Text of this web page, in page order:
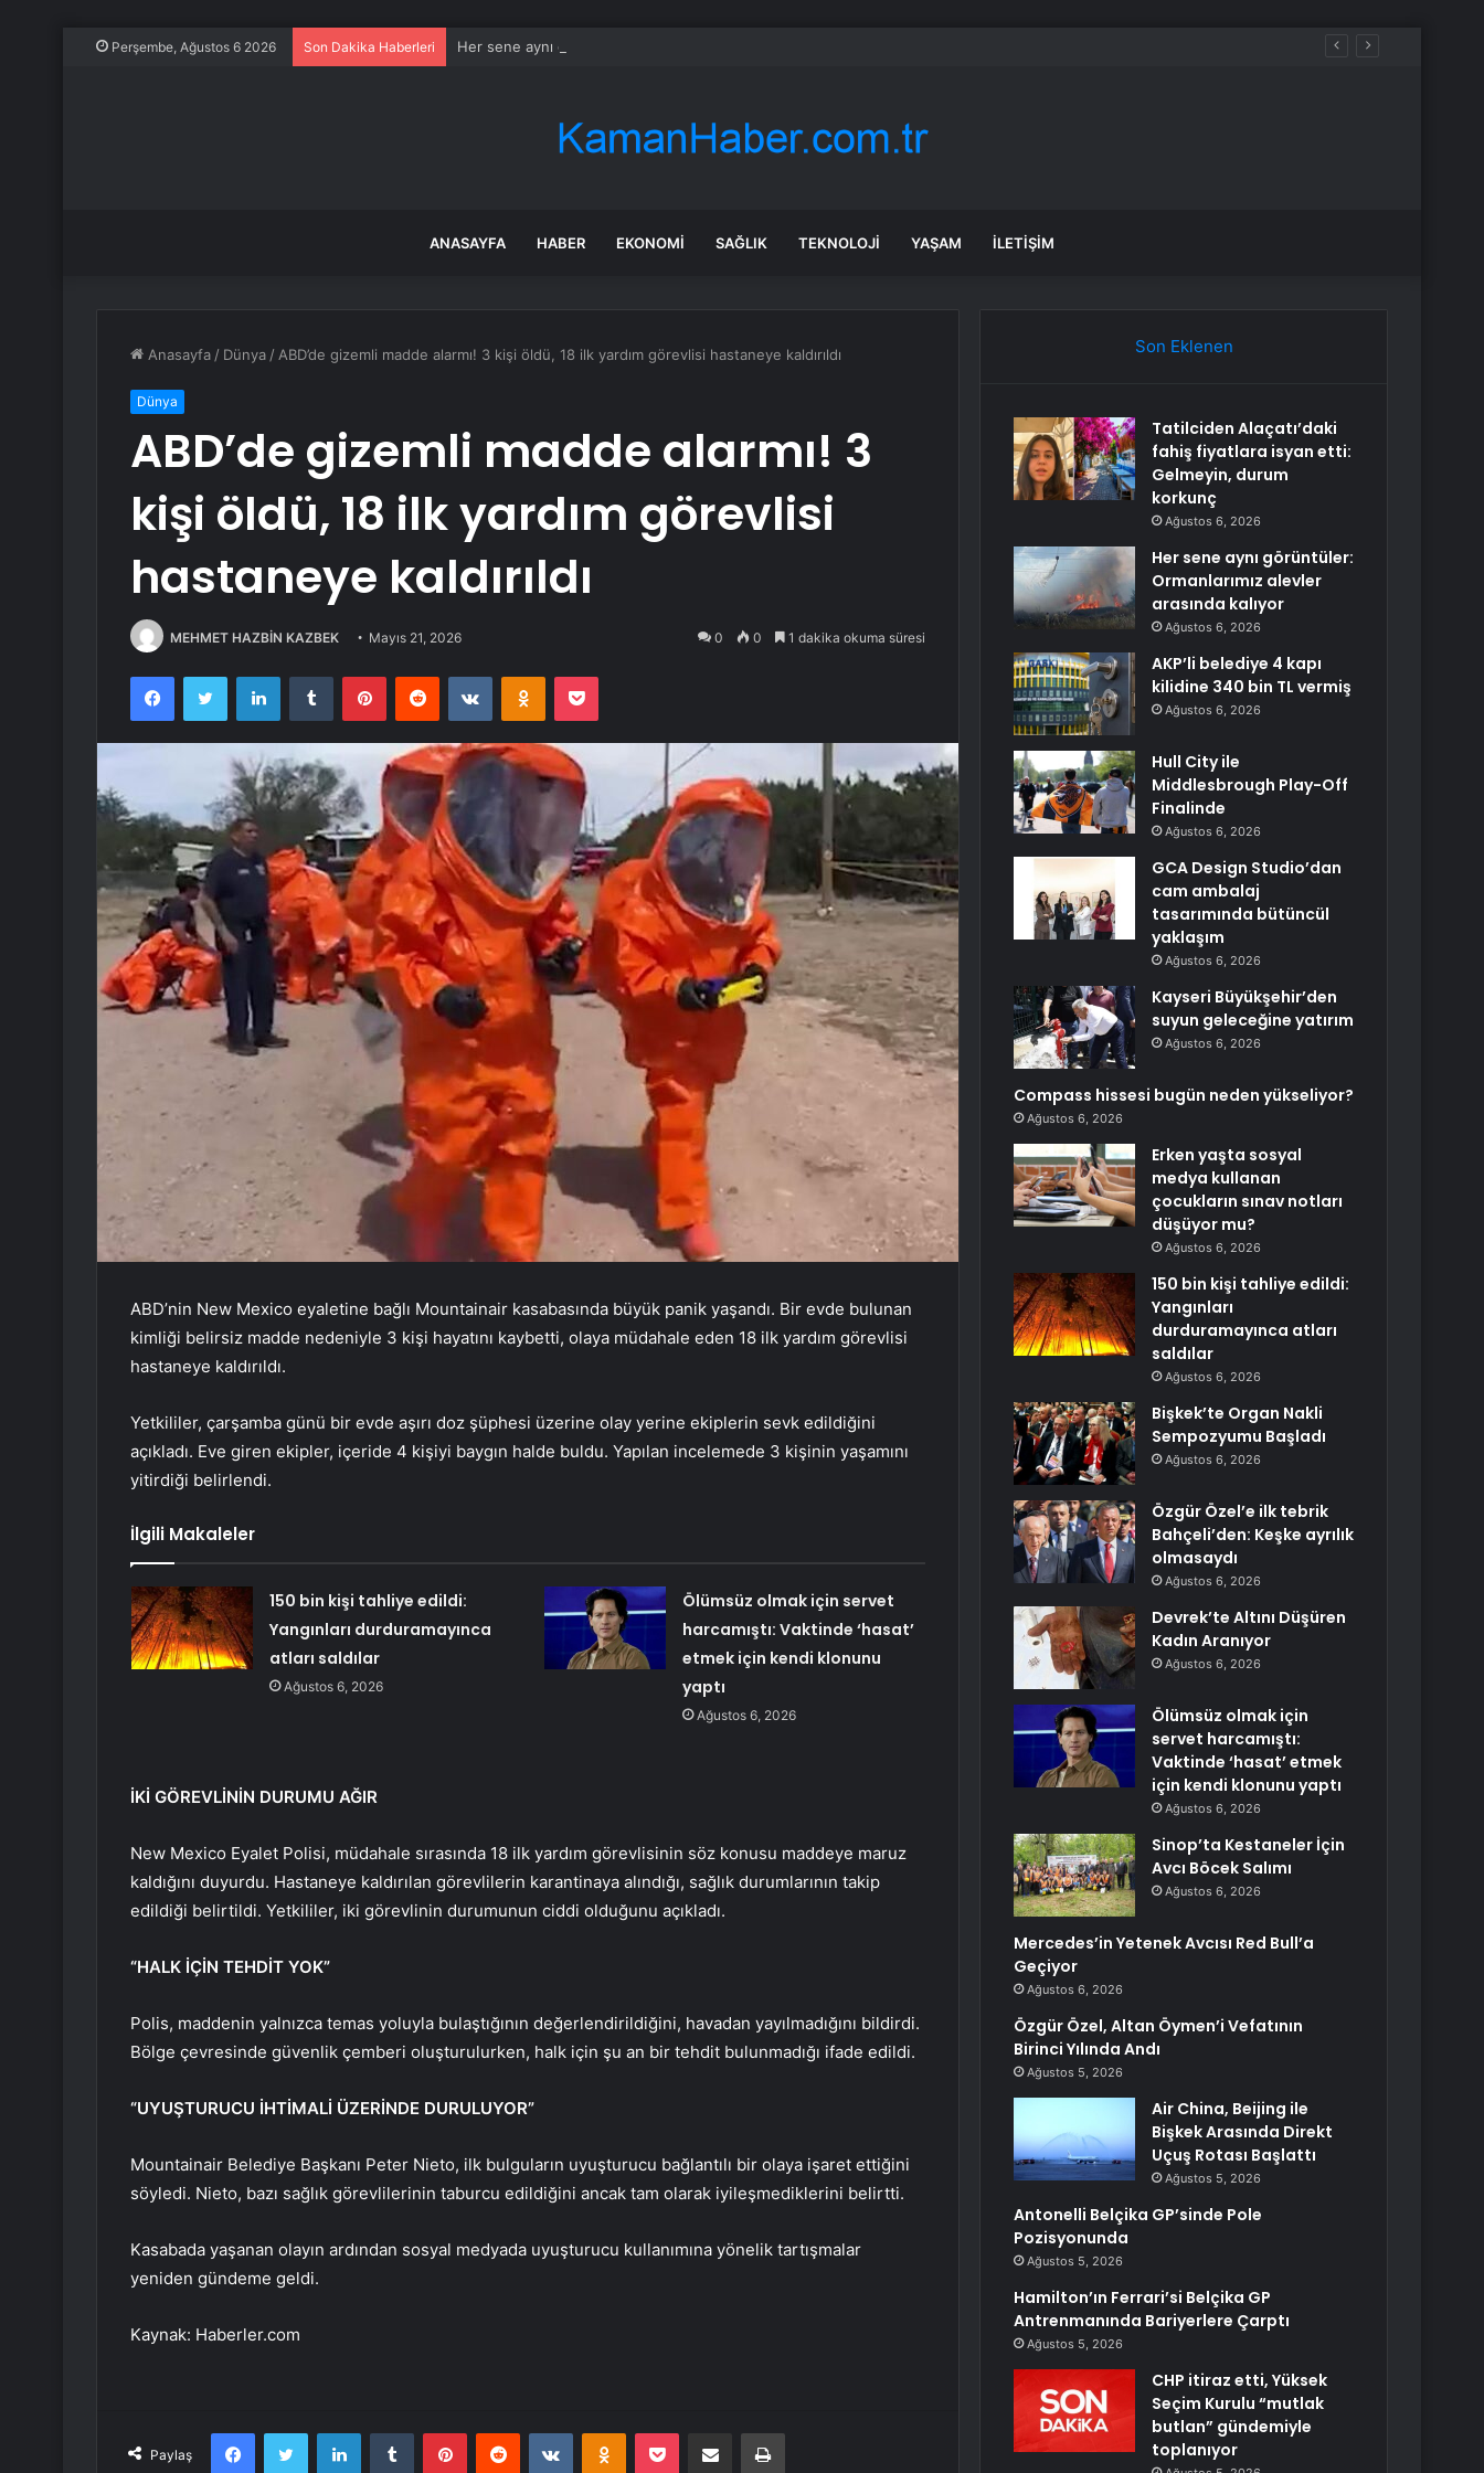
Perşembe, Ağustos 6 2026 Son Dakika Haberleri Her sene aynı görüntüler: Ormanlarımız alevler arasında kalıyor
ANASAYFA HABER EKONOMI SAĞLIK TEKNOLOJI YAŞAM İLETIŞIM
Anasayfa / Dünya / ABD’de gizemli madde alarmı! 3 kişi öldü, 18 ilk yardım görevlisi hastaneye kaldırıldı
Dünya
ABD’de gizemli madde alarmı! 3
kişi öldü, 18 ilk yardım görevlisi
hastaneye kaldırıldı
MEHMET HAZBİN KAZBEK Mayıs 21, 2026 0 0 1 dakika okuma süresi
FacebookTwitter LinkedInTumblr PinterestReddit VKontakteOdnoklassniki
Pocket
ABD’nin New Mexico eyaletine bağlı Mountainair kasabasında büyük panik yaşandı. Bir evde bulunan
kimliği belirsiz madde nedeniyle 3 kişi hayatını kaybetti, olaya müdahale eden 18 ilk yardım görevlisi
hastaneye kaldırıldı.
Yetkililer, çarşamba günü bir evde aşırı doz şüphesi üzerine olay yerine ekiplerin sevk edildiğini
açıkladı. Eve giren ekipler, içeride 4 kişiyi baygın halde buldu. Yapılan incelemede 3 kişinin yaşamını
yitirdiği belirlendi.
İlgili Makaleler
150 bin kişi tahliye edildi:
Yangınları durduramayınca
atları saldılar
Ağustos 6, 2026
Ölümsüz olmak için servet
harcamıştı: Vaktinde ‘hasat’
etmek için kendi klonunu
yaptı
Ağustos 6, 2026
İKİ GÖREVLİNİN DURUMU AĞIR
New Mexico Eyalet Polisi, müdahale sırasında 18 ilk yardım görevlisinin söz konusu maddeye maruz
kaldığını duyurdu. Hastaneye kaldırılan görevlilerin karantinaya alındığı, sağlık durumlarının takip
edildiği belirtildi. Yetkililer, iki görevlinin durumunun ciddi olduğunu açıkladı.
“HALK İÇİN TEHDİT YOK”
Polis, maddenin yalnızca temas yoluyla bulaştığının değerlendirildiğini, havadan yayılmadığını bildirdi.
Bölge çevresinde güvenlik çemberi oluşturulurken, halk için şu an bir tehdit bulunmadığı ifade edildi.
“UYUŞTURUCU İHTİMALİ ÜZERİNDE DURULUYOR”
Mountainair Belediye Başkanı Peter Nieto, ilk bulguların uyuşturucu bağlantılı bir olaya işaret ettiğini
söyledi. Nieto, bazı sağlık görevlilerinin taburcu edildiğini ancak tam olarak iyileşmediklerini belirtti.
Kasabada yaşanan olayın ardından sosyal medyada uyuşturucu kullanımına yönelik tartışmalar
yeniden gündeme geldi.
Kaynak: Haberler.com
Paylaş
FacebookTwitter LinkedInTumblr PinterestReddit VKontakteOdnoklassniki
Pocket E-Posta ile paylaş Yazdır
Son Eklenen
Tatilciden Alaçatı’daki
fahiş fiyatlara isyan etti:
Gelmeyin, durum
korkunç
Ağustos 6, 2026
Her sene aynı görüntüler:
Ormanlarımız alevler
arasında kalıyor
Ağustos 6, 2026
AKP’li belediye 4 kapı
kilidine 340 bin TL vermiş
Ağustos 6, 2026
Hull City ile
Middlesbrough Play-Off
Finalinde
Ağustos 6, 2026
GCA Design Studio’dan
cam ambalaj
tasarımında bütüncül
yaklaşım
Ağustos 6, 2026
Kayseri Büyükşehir’den
suyun geleceğine yatırım
Ağustos 6, 2026
Compass hissesi bugün neden yükseliyor?
Ağustos 6, 2026
Erken yaşta sosyal
medya kullanan
çocukların sınav notları
düşüyor mu?
Ağustos 6, 2026
150 bin kişi tahliye edildi:
Yangınları
durduramayınca atları
saldılar
Ağustos 6, 2026
Bişkek’te Organ Nakli
Sempozyumu Başladı
Ağustos 6, 2026
Özgür Özel’e ilk tebrik
Bahçeli’den: Keşke ayrılık
olmasaydı
Ağustos 6, 2026
Devrek’te Altını Düşüren
Kadın Aranıyor
Ağustos 6, 2026
Ölümsüz olmak için
servet harcamıştı:
Vaktinde ‘hasat’ etmek
için kendi klonunu yaptı
Ağustos 6, 2026
Sinop’ta Kestaneler İçin
Avcı Böcek Salımı
Ağustos 6, 2026
Mercedes’in Yetenek Avcısı Red Bull’a
Geçiyor
Ağustos 6, 2026
Özgür Özel, Altan Öymen’i Vefatının
Birinci Yılında Andı
Ağustos 5, 2026
Air China, Beijing ile
Bişkek Arasında Direkt
Uçuş Rotası Başlattı
Ağustos 5, 2026
Antonelli Belçika GP’sinde Pole
Pozisyonunda
Ağustos 5, 2026
Hamilton’ın Ferrari’si Belçika GP
Antrenmanında Bariyerlere Çarptı
Ağustos 5, 2026
CHP itiraz etti, Yüksek
Seçim Kurulu “mutlak
butlan” gündemiyle
toplanıyor